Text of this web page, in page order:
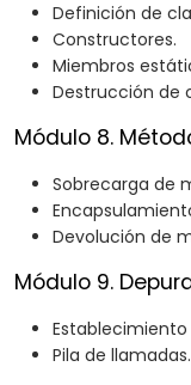
Definición de
Constructores.
Miembros
Destrucción de
Módulo 8.
Sobrecarga de
Devolución de
Módulo 9.
Pila de llamadas.